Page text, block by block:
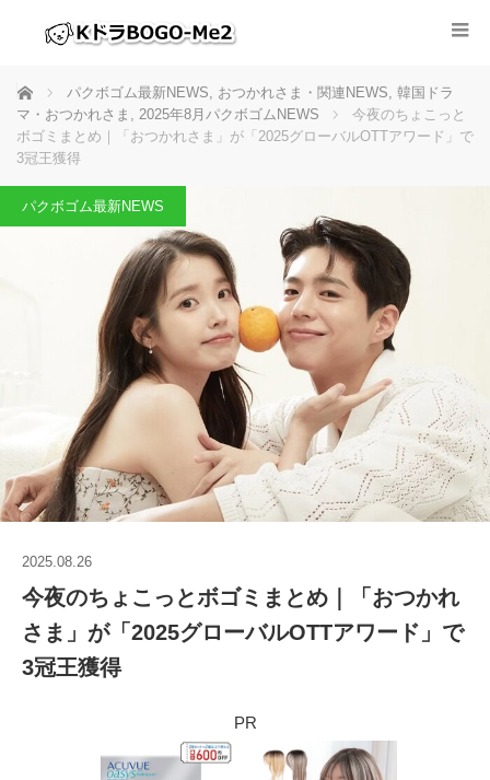
ホーム パクボゴム最新NEWS, おつかれさま・関連NEWS, 韓国ドラ
マ・おつかれさま , 2025年8月パクボゴムNEWS
今夜のちょこっと
ボゴミまとめ｜「おつかれさま」が「2025グローバルOTTアワード」で
3冠王獲得
パクボゴム最新NEWS
2025.08.26
今夜のちょこっとボゴミまとめ｜「おつかれ
さま」が「2025グローバルOTTアワード」で
3冠王獲得
PR